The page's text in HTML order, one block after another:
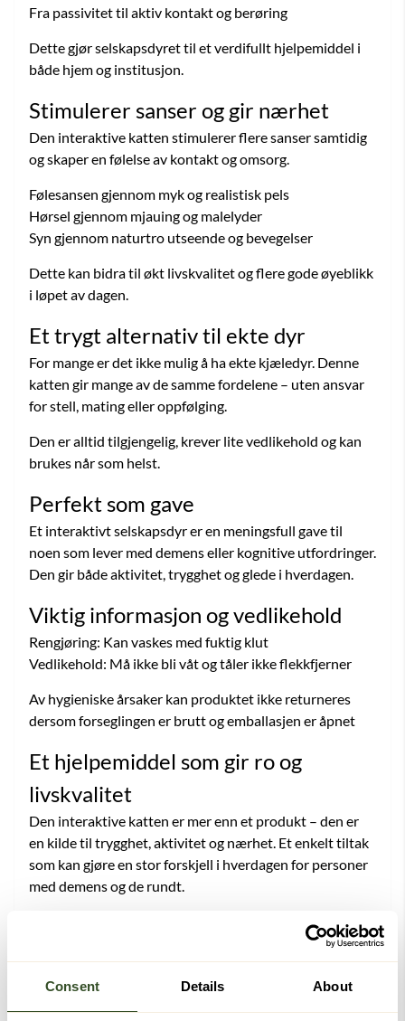
Consent Details About
Fra passivitet til aktiv kontakt og berøring
Dette gjør selskapsdyret til et verdifullt hjelpemiddel i
både hjem og institusjon.
Stimulerer sanser og gir nærhet
Den interaktive katten stimulerer flere sanser samtidig
og skaper en følelse av kontakt og omsorg.
Følesansen gjennom myk og realistisk pels
Hørsel gjennom mjauing og malelyder
Syn gjennom naturtro utseende og bevegelser
Dette kan bidra til økt livskvalitet og flere gode øyeblikk
i løpet av dagen.
Et trygt alternativ til ekte dyr
For mange er det ikke mulig å ha ekte kjæledyr. Denne
katten gir mange av de samme fordelene – uten ansvar
for stell, mating eller oppfølging.
Den er alltid tilgjengelig, krever lite vedlikehold og kan
brukes når som helst.
Perfekt som gave
Et interaktivt selskapsdyr er en meningsfull gave til
noen som lever med demens eller kognitive utfordringer.
Den gir både aktivitet, trygghet og glede i hverdagen.
Viktig informasjon og vedlikehold
Rengjøring: Kan vaskes med fuktig klut
Vedlikehold: Må ikke bli våt og tåler ikke flekkfjerner
Av hygieniske årsaker kan produktet ikke returneres
dersom forseglingen er brutt og emballasjen er åpnet
Et hjelpemiddel som gir ro og
livskvalitet
Den interaktive katten er mer enn et produkt – den er
en kilde til trygghet, aktivitet og nærhet. Et enkelt tiltak
som kan gjøre en stor forskjell i hverdagen for personer
med demens og de rundt.
Vedlikehold
Fakta